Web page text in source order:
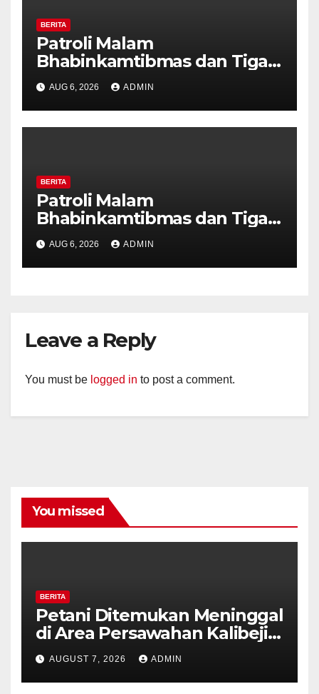
BERITA
Patroli Malam
Bhabinkamtibmas dan Tiga
Pilar Kelurahan Ungaran
Perkuat Kamtibmas, Warga
Diajak Aktifkan Ronda
AUG 6, 2026 ADMIN
BERITA
Patroli Malam
Bhabinkamtibmas dan Tiga
Pilar Kelurahan Ungaran
Perkuat Kamtibmas, Warga
Diajak Aktifkan Ronda
AUG 6, 2026 ADMIN
Leave a Reply
You must be logged in to post a comment.
You missed
BERITA
Petani Ditemukan Meninggal
di Area Persawahan Kalibeji,
Polisi Pastikan Tidak Ada
Tanda Kekerasan
AUGUST 7, 2026 ADMIN